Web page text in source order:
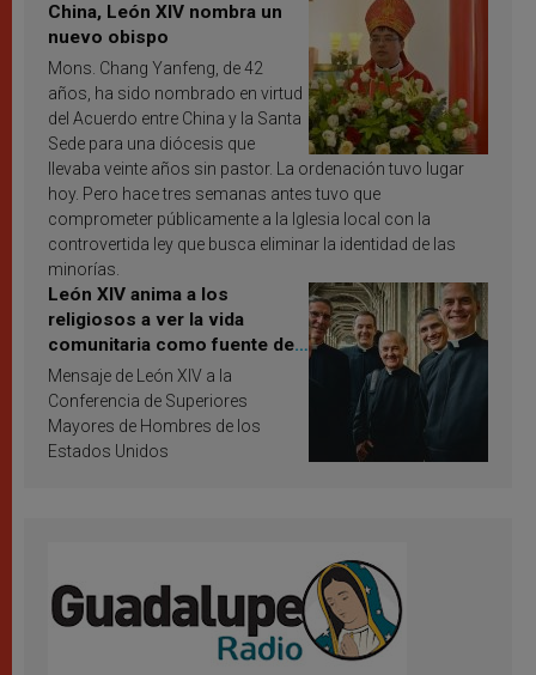
China, León XIV nombra un
nuevo obispo
Mons. Chang Yanfeng, de 42
años, ha sido nombrado en virtud
del Acuerdo entre China y la Santa
Sede para una diócesis que
llevaba veinte años sin pastor. La ordenación tuvo lugar
hoy. Pero hace tres semanas antes tuvo que
comprometer públicamente a la Iglesia local con la
controvertida ley que busca eliminar la identidad de las
minorías.
León XIV anima a los
religiosos a ver la vida
comunitaria como fuente de
inspiración y santificación
Mensaje de León XIV a la
Conferencia de Superiores
Mayores de Hombres de los
Estados Unidos